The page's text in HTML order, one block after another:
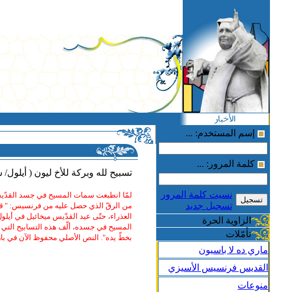
تسبيح لله وبركة للأخ ليون ( أيلول/
من الرقّ الذي حصل عليه من فرنسيس: "
العذراء، حتّى عيد القدّيس ميخائيل في
المسيح في جسده، ألّف هذه التسابيح التي
بخطّ يده". النص الأصلي محفوظ الآن في
إسم المستخدم: ...
كلمة المرور: ...
نسيت كلمة المرور
تسجيل جديد
الزاوية الحرة
تأمّلات
ماري ده لا باسيون
القديس فرنسيس الأسيزي
منوعات